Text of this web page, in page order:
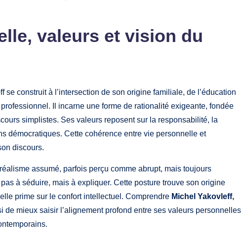
valeurs et vision du
se construit à l’intersection de son origine familiale, de l’éducation
Il incarne une forme de rationalité exigeante, fondée
simplistes. Ses valeurs reposent sur la responsabilité, la
démocratiques. Cette cohérence entre vie personnelle et
discours.
assumé, parfois perçu comme abrupt, mais toujours
à séduire, mais à expliquer. Cette posture trouve son origine
prime sur le confort intellectuel. Comprendre Michel Yakovleff,
de mieux saisir l’alignement profond entre ses valeurs personnelles